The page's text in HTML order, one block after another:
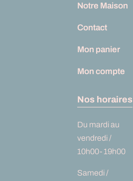
Notre Maison
Contact
Mon panier
Mon compte
Nos horaires
Du mardi au
vendredi /
10h00- 19h00
Samedi /